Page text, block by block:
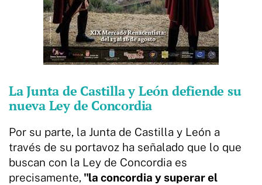
La Junta de Castilla y León defiende su
nueva Ley de Concordia
Por su parte, la Junta de Castilla y León a
través de su portavoz ha señalado que lo que
buscan con la Ley de Concordia es
precisamente, "la concordia y superar el